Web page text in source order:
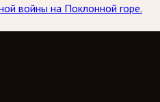
войны на Поклонной горе.